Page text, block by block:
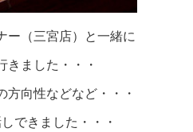
（三宮店）と一緒に
きました・・・
向性などなど・・・
できました・・・